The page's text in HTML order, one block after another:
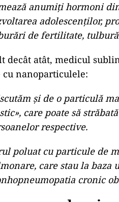
anumiți hormoni
adolescenților,
de fertilitate,
decât atât, medicul
cu nanoparticulele:
și de o particulă
care poate să
respective.
poluat cu particule de
care stau la
cronic